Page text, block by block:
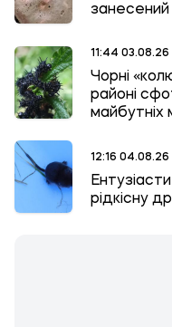
занесений
11:44 03.08.26
Чорні
районі
майбутніх
12:16 04.08.26
рідкісну